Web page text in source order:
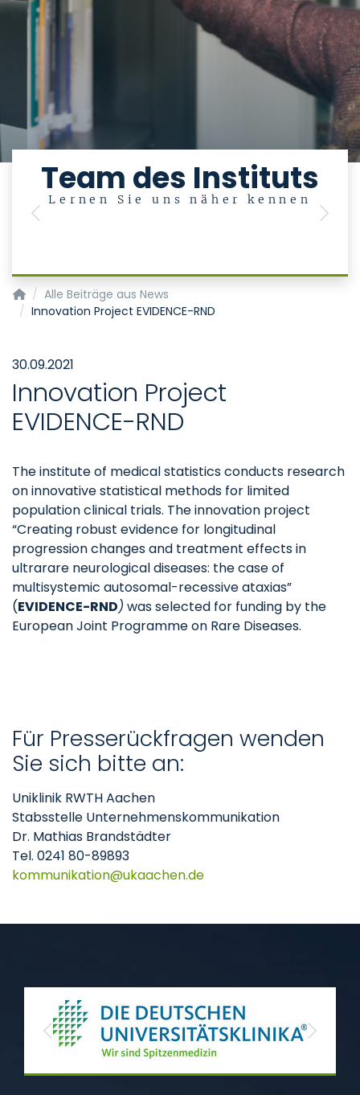
Team des Instituts
Lernen Sie uns näher kennen
Previous Next
Institut für Medizinische Statistik
Alle Beiträge aus News
Innovation Project EVIDENCE-RND
30.09.2021
Innovation Project
EVIDENCE-RND
The institute of medical statistics conducts research
on innovative statistical methods for limited
population clinical trials. The innovation project
“Creating robust evidence for longitudinal
progression changes and treatment effects in
ultrarare neurological diseases: the case of
multisystemic autosomal-recessive ataxias”
(EVIDENCE-RND) was selected for funding by the
European Joint Programme on Rare Diseases.
Für Presserückfragen wenden
Sie sich bitte an:
Uniklinik RWTH Aachen
Stabsstelle Unternehmenskommunikation
Dr. Mathias Brandstädter
Tel. 0241 80-89893
kommunikation
ukaachende
Previous Next